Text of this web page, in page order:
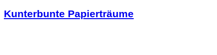
Kunterbunte Papierträume